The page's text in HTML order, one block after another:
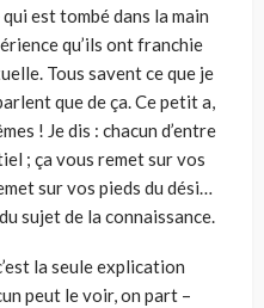
est tombé dans la main
qu’ils ont franchie
Tous savent ce que je
que de ça. Ce petit a,
! Je dis : chacun d’entre
; ça vous remet sur vos
sur vos pieds du dési…
sujet de la connaissance.
la seule explication
peut le voir, on part –